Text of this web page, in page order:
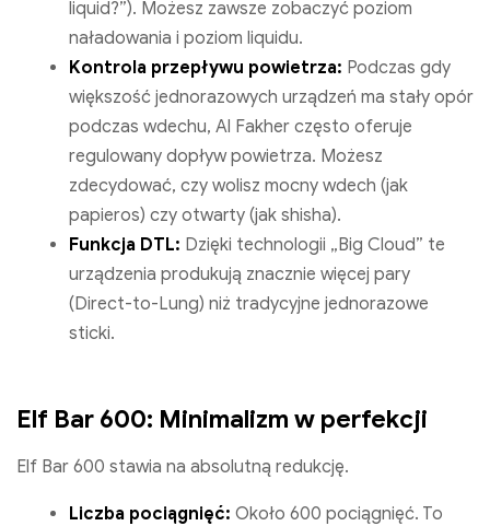
liquid?”). Możesz zawsze zobaczyć poziom
naładowania i poziom liquidu.
Kontrola przepływu powietrza: Podczas gdy
większość jednorazowych urządzeń ma stały opór
podczas wdechu, Al Fakher często oferuje
regulowany dopływ powietrza. Możesz
zdecydować, czy wolisz mocny wdech (jak
papieros) czy otwarty (jak shisha).
Funkcja DTL: Dzięki technologii „Big Cloud” te
urządzenia produkują znacznie więcej pary
(Direct-to-Lung) niż tradycyjne jednorazowe
sticki.
Elf Bar 600: Minimalizm w perfekcji
Elf Bar 600 stawia na absolutną redukcję.
Liczba pociągnięć: Około 600 pociągnięć. To